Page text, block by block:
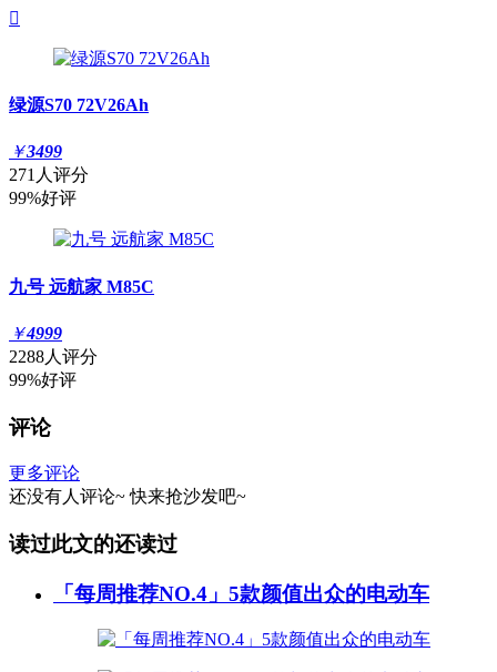

绿源S70 72V26Ah
￥3499
271人评分
99%好评
九号 远航家 M85C
￥4999
2288人评分
99%好评
评论
更多评论
还没有人评论~ 快来抢沙发吧~
读过此文的还读过
「每周推荐NO.4」5款颜值出众的电动车